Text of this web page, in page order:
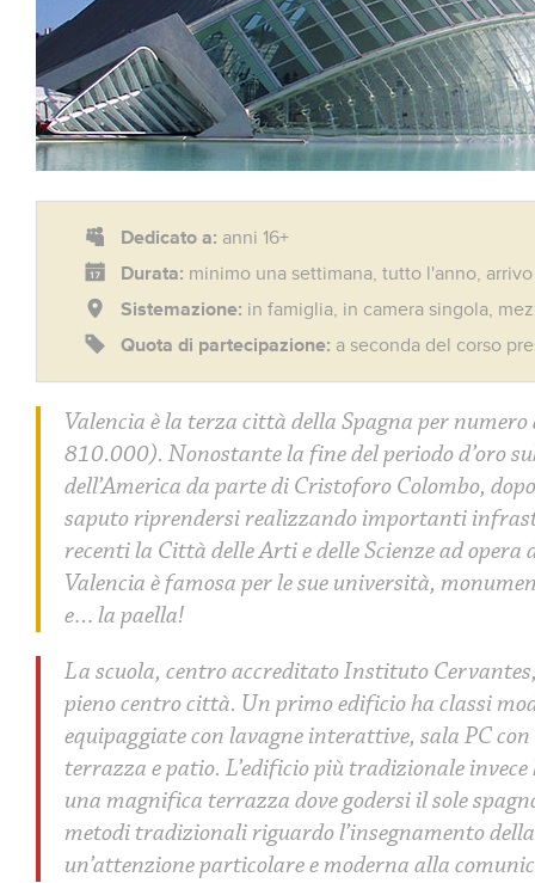
Dedicato a: anni 16+
Durata: minimo una settimana, tutto l'anno,
Sistemazione: in famiglia, in camera singola,
Quota di partecipazione: a seconda del corso
Valencia è la terza città della Spagna per
810.000). Nonostante la fine del periodo d’oro
dell’America da parte di Cristoforo Colombo,
saputo riprendersi realizzando importanti
recenti la Città delle Arti e delle Scienze ad
Valencia è famosa per le sue università,
e… la paella!
La scuola, centro accreditato Instituto
pieno centro città. Un primo edificio ha classi
equipaggiate con lavagne interattive, sala PC
terrazza e patio. L’edificio più tradizionale
una magnifica terrazza dove godersi il sole
metodi tradizionali riguardo l’insegnamento
un’attenzione particolare e moderna alla